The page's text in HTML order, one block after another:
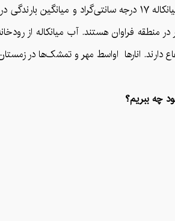
در منطقه فراوان هستند. آب میانکاله از
دارند. انارها اواسط مهر و تمشک‌ها در
چه ببریم؟